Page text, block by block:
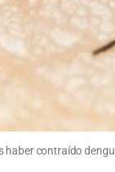
haber contraído